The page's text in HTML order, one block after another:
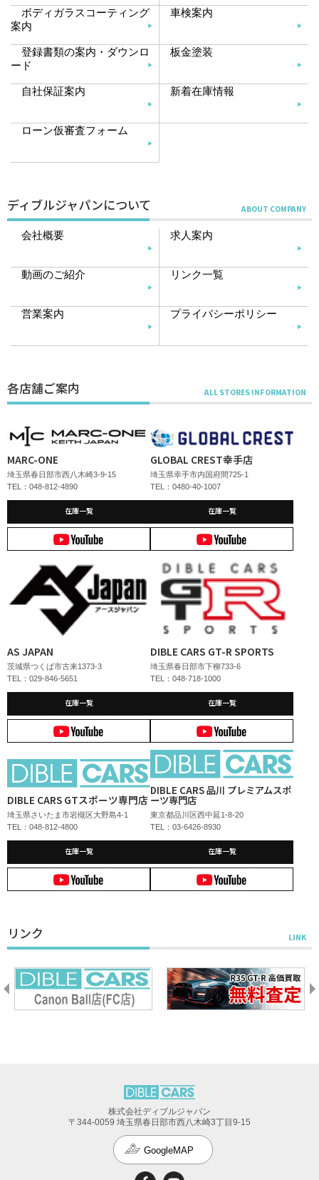
ボディガラスコーティング
案内
車検案内
登録書類の案内・ダウンロ
ード
板金塗装
自社保証案内 新着在庫情報
ローン仮審査フォーム
ディブルジャパンについて
会社概要 求人案内
動画のご紹介 リンク一覧
営業案内 プライバシーポリシー
各店舗ご案内
MARC-ONE
埼玉県春日部市西八木崎3-9-15
TEL：048-812-4890
在庫一覧
GLOBAL CREST幸手店
埼玉県幸手市内国府間725-1
TEL：0480-40-1007
在庫一覧
AS JAPAN
茨城県つくば市古来1373-3
TEL：029-846-5651
在庫一覧
DIBLE CARS GT-R SPORTS
埼玉県春日部市下柳733-6
TEL：048-718-1000
在庫一覧
DIBLE CARS GTスポーツ専門店
埼玉県さいたま市岩槻区大野島4-1
TEL：048-812-4800
在庫一覧
DIBLE CARS 品川 プレミアムスポ
ーツ専門店
東京都品川区西中延1-8-20
TEL：03-6426-8930
在庫一覧
リンク
株式会社ディブルジャパン
〒344-0059 埼玉県春日部市西八木崎3丁目9-15
GoogleMAP